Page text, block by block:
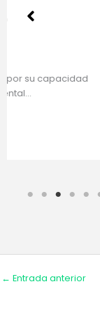
Terapia
La Terapia
desarrollar el